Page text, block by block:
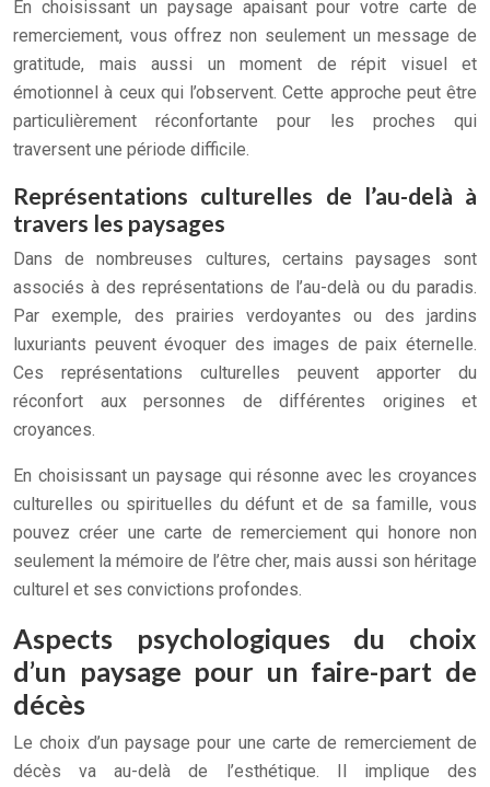
En choisissant un paysage apaisant pour votre carte de
remerciement, vous offrez non seulement un message de
gratitude, mais aussi un moment de répit visuel et
émotionnel à ceux qui l’observent. Cette approche peut être
particulièrement réconfortante pour les proches qui
traversent une période difficile.
Représentations culturelles de l’au-delà à
travers les paysages
Dans de nombreuses cultures, certains paysages sont
associés à des représentations de l’au-delà ou du paradis.
Par exemple, des prairies verdoyantes ou des jardins
luxuriants peuvent évoquer des images de paix éternelle.
Ces représentations culturelles peuvent apporter du
réconfort aux personnes de différentes origines et
croyances.
En choisissant un paysage qui résonne avec les croyances
culturelles ou spirituelles du défunt et de sa famille, vous
pouvez créer une carte de remerciement qui honore non
seulement la mémoire de l’être cher, mais aussi son héritage
culturel et ses convictions profondes.
Aspects psychologiques du choix
d’un paysage pour un faire-part de
décès
Le choix d’un paysage pour une carte de remerciement de
décès va au-delà de l’esthétique. Il implique des